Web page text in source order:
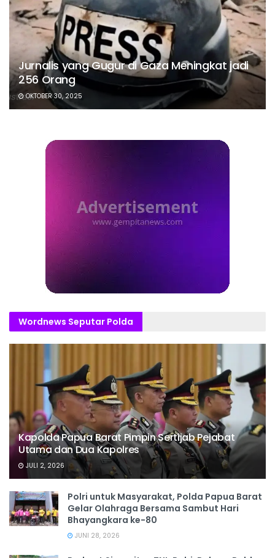
Jurnalis yang Gugur di Gaza Meningkat jadi
256 Orang
OKTOBER 30, 2025
Wordnews Seputar Polda
Kapolda Papua Barat Pimpin Sertijab Pejabat
Utama dan Dua Kapolres
JULI 2, 2026
Polri untuk Masyarakat, Polda Papua Barat
Gelar Olahraga Bersama Sambut Hari
Bhayangkara ke-80
JUNI 28, 2026